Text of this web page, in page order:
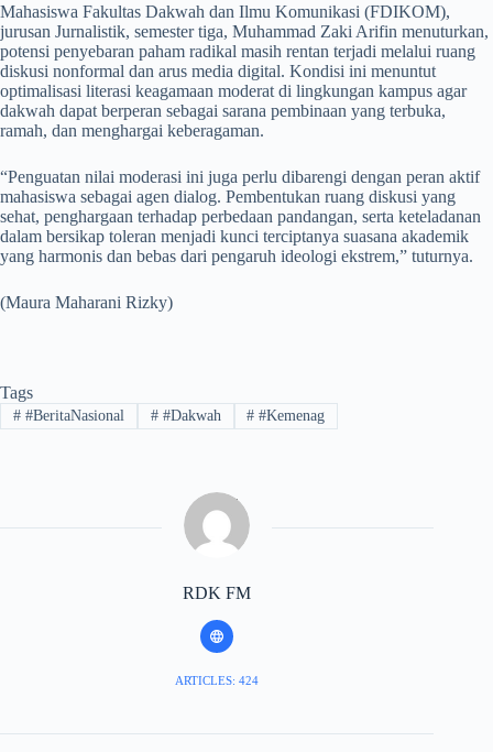
Mahasiswa Fakultas Dakwah dan Ilmu Komunikasi (FDIKOM),
jurusan Jurnalistik, semester tiga, Muhammad Zaki Arifin menuturkan,
potensi penyebaran paham radikal masih rentan terjadi melalui ruang
diskusi nonformal dan arus media digital. Kondisi ini menuntut
optimalisasi literasi keagamaan moderat di lingkungan kampus agar
dakwah dapat berperan sebagai sarana pembinaan yang terbuka,
ramah, dan menghargai keberagaman.
“Penguatan nilai moderasi ini juga perlu dibarengi dengan peran aktif
mahasiswa sebagai agen dialog. Pembentukan ruang diskusi yang
sehat, penghargaan terhadap perbedaan pandangan, serta keteladanan
dalam bersikap toleran menjadi kunci terciptanya suasana akademik
yang harmonis dan bebas dari pengaruh ideologi ekstrem,” tuturnya.
(Maura Maharani Rizky)
Tags
##BeritaNasional ##Dakwah # #Kemenag
RDK FM
ARTICLES: 424